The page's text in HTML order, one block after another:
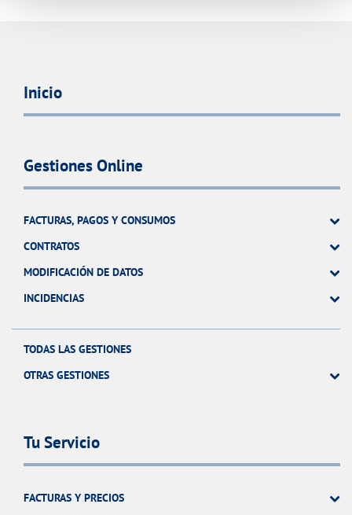
Inicio
Gestiones Online
FACTURAS, PAGOS Y CONSUMOS
CONTRATOS
MODIFICACIÓN DE DATOS
INCIDENCIAS
TODAS LAS GESTIONES
OTRAS GESTIONES
Tu Servicio
FACTURAS Y PRECIOS